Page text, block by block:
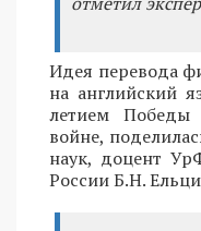
Идея перевода
на английский
летием Победы
войне,
наук, доцент
России Б.Н.